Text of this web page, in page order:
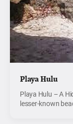
Playa Hulu
Playa Hulu – A
lesser-known